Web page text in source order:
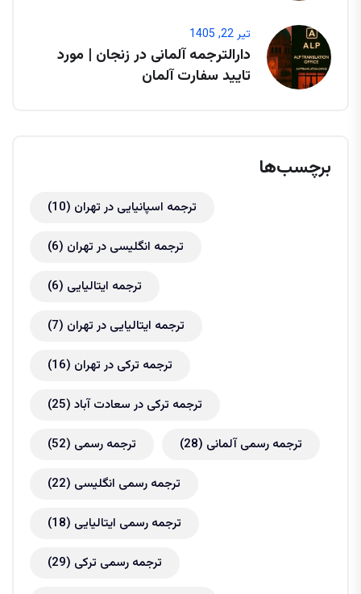
تیر 22, 1405
دارالترجمه آلمانی در زنجان | مورد
تایید سفارت آلمان
برچسب‌ها
ترجمه اسپانیایی در تهران (10)
ترجمه انگلیسی در تهران (6)
ترجمه ایتالیایی (6)
ترجمه ایتالیایی در تهران (7)
ترجمه ترکی در تهران (16)
ترجمه ترکی در سعادت آباد (25)
ترجمه رسمی (52) ترجمه رسمی آلمانی (28)
ترجمه رسمی انگلیسی (22)
ترجمه رسمی ایتالیایی (18)
ترجمه رسمی ترکی (29)